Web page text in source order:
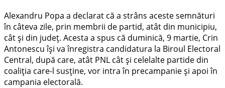
Alexandru Popa a declarat că a strâns aceste semnături
în câteva zile, prin membrii de partid, atât din municipiu,
cât și din județ. Acesta a spus că duminică, 9 martie, Crin
Antonescu își va înregistra candidatura la Biroul Electoral
Central, după care, atât PNL cât și celelalte partide din
coaliția care-l susține, vor intra în precampanie și apoi în
campania electorală.